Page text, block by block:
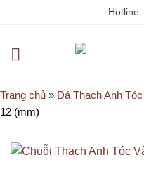
Hotline:
Trang chủ » Đá Thạch Anh Tóc
12 (mm)